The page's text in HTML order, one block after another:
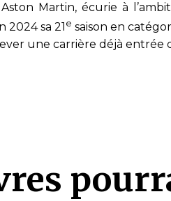
Martin, écurie à
2024 sa 21 e saison en
une carrière déjà entrée